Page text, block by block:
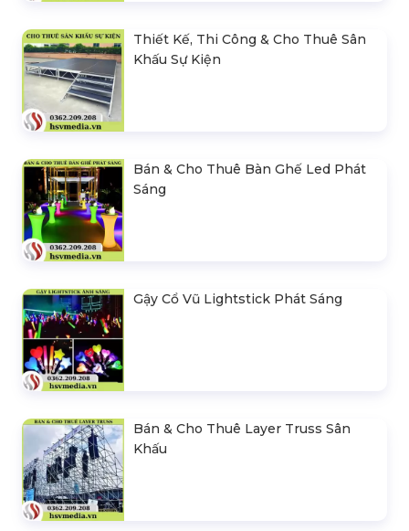
Thiết Kế, Thi Công & Cho Thuê Sân
Khấu Sự Kiện
Bán & Cho Thuê Bàn Ghế Led Phát
Sáng
Gậy Cổ Vũ Lightstick Phát Sáng
Bán & Cho Thuê Layer Truss Sân
Khấu